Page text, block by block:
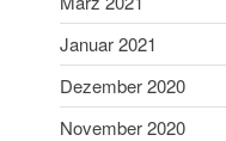
Januar 2021
Dezember 2020
November 2020